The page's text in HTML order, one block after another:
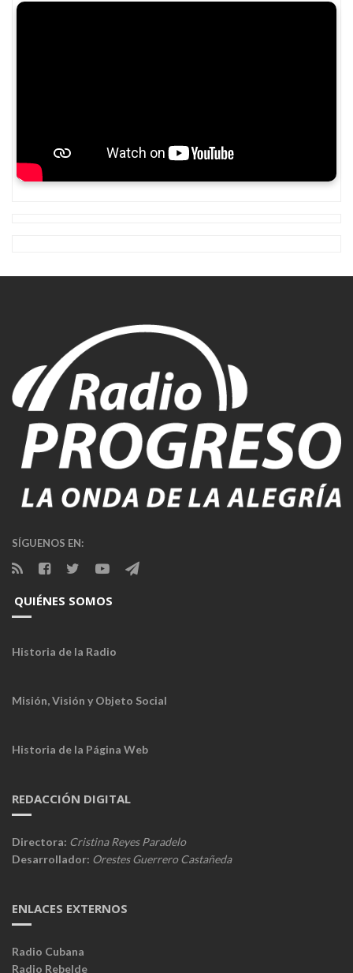
SÍGUENOS EN:
QUIÉNES SOMOS
Historia de la Radio
Misión, Visión y Objeto Social
Historia de la Página Web
REDACCIÓN DIGITAL
Directora: Cristina Reyes Paradelo
Desarrollador: Orestes Guerrero Castañeda
ENLACES EXTERNOS
Radio Cubana
Radio Rebelde